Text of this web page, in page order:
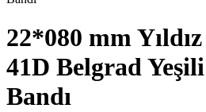
22*080 mm
41D Belgrad
Bandı